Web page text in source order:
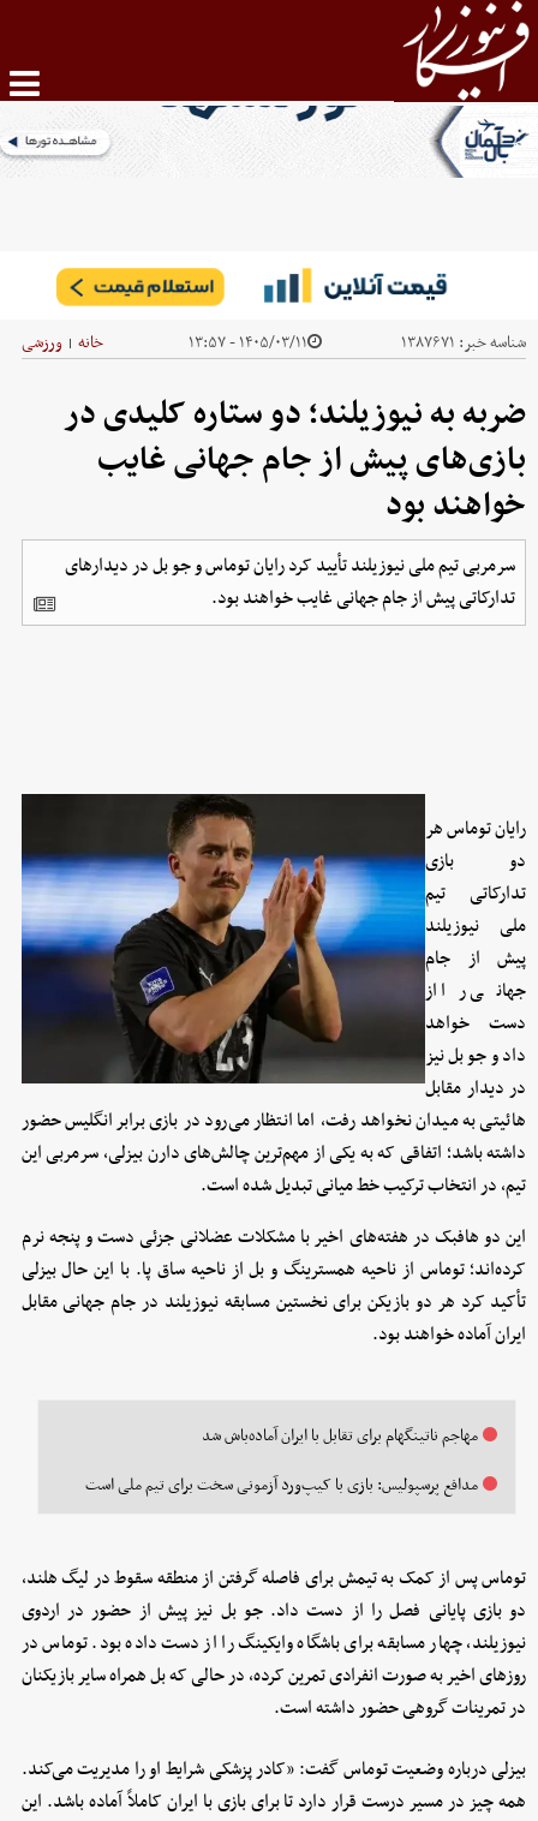
شناسه خبر: ۱۳۸۷۶۷۱ ۱۴۰۵/۰۳/۱۱ - ۱۳:۵۷ خانه | ورزشی
ضربه به نیوزیلند؛ دو ستاره کلیدی در
بازی‌های پیش از جام جهانی غایب
خواهند بود
سرمربی تیم ملی نیوزیلند تأیید کرد رایان توماس و جو بل در دیدارهای
تدارکاتی پیش از جام جهانی غایب خواهند بود.
رایان توماس هر
دو بازی
تدارکاتی تیم
ملی نیوزیلند
پیش از جام
جهانی را از
دست خواهد
داد و جو بل نیز
در دیدار مقابل
هائیتی به میدان نخواهد رفت، اما انتظار می‌رود در بازی برابر انگلیس حضور
داشته باشد؛ اتفاقی که به یکی از مهم‌ترین چالش‌های دارن بیزلی، سرمربی این
تیم، در انتخاب ترکیب خط میانی تبدیل شده است.
این دو هافبک در هفته‌های اخیر با مشکلات عضلانی جزئی دست و پنجه نرم
کرده‌اند؛ توماس از ناحیه همسترینگ و بل از ناحیه ساق پا. با این حال بیزلی
تأکید کرد هر دو بازیکن برای نخستین مسابقه نیوزیلند در جام جهانی مقابل
ایران آماده خواهند بود.
مهاجم ناتینگهام برای تقابل با ایران آماده‌باش شد
مدافع پرسپولیس: بازی با کیپ‌ورد آزمونی سخت برای تیم ملی است
توماس پس از کمک به تیمش برای فاصله گرفتن از منطقه سقوط در لیگ هلند،
دو بازی پایانی فصل را از دست داد. جو بل نیز پیش از حضور در اردوی
نیوزیلند، چهار مسابقه برای باشگاه وایکینگ را از دست داده بود. توماس در
روزهای اخیر به صورت انفرادی تمرین کرده، در حالی که بل همراه سایر بازیکنان
در تمرینات گروهی حضور داشته است.
بیزلی درباره وضعیت توماس گفت: «کادر پزشکی شرایط او را مدیریت می‌کند.
همه چیز در مسیر درست قرار دارد تا برای بازی با ایران کاملاً آماده باشد. این